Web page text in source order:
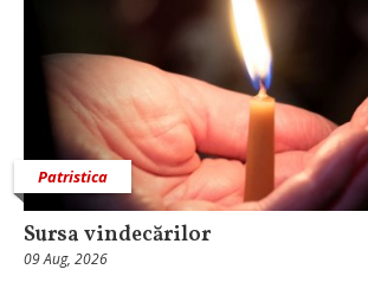
Patristica
Sursa vindecărilor
09 Aug, 2026